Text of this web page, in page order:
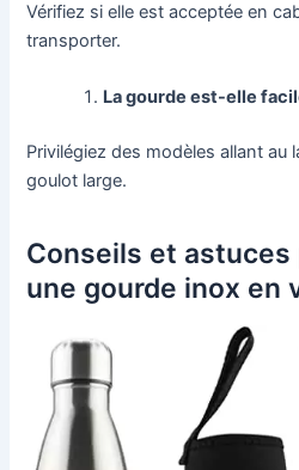
Vérifiez si elle est acceptée en
transporter.
La gourde est-elle
Privilégiez des modèles allant au
goulot large.
Conseils et
une gourde inox en